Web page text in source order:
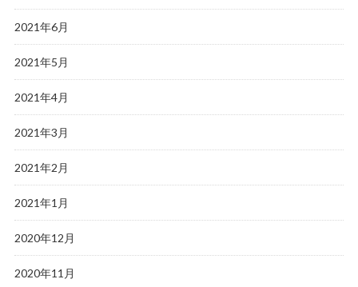
2021年6月
2021年5月
2021年4月
2021年3月
2021年2月
2021年1月
2020年12月
2020年11月